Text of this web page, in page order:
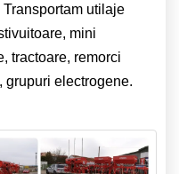
utilaje
mini
tractoare, remorci
grupuri electrogene.